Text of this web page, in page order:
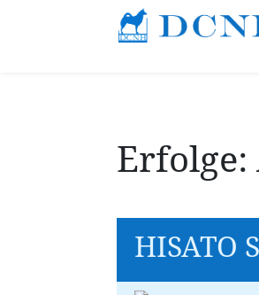
Erfolge:
HISATO